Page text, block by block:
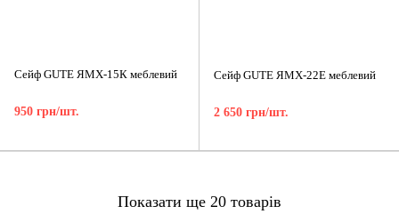
Сейф GUTE ЯМХ-15К меблевий
950 грн/шт.
Сейф GUTE ЯМХ-22Е меблевий
2 650 грн/шт.
Показати ще 20 товарів